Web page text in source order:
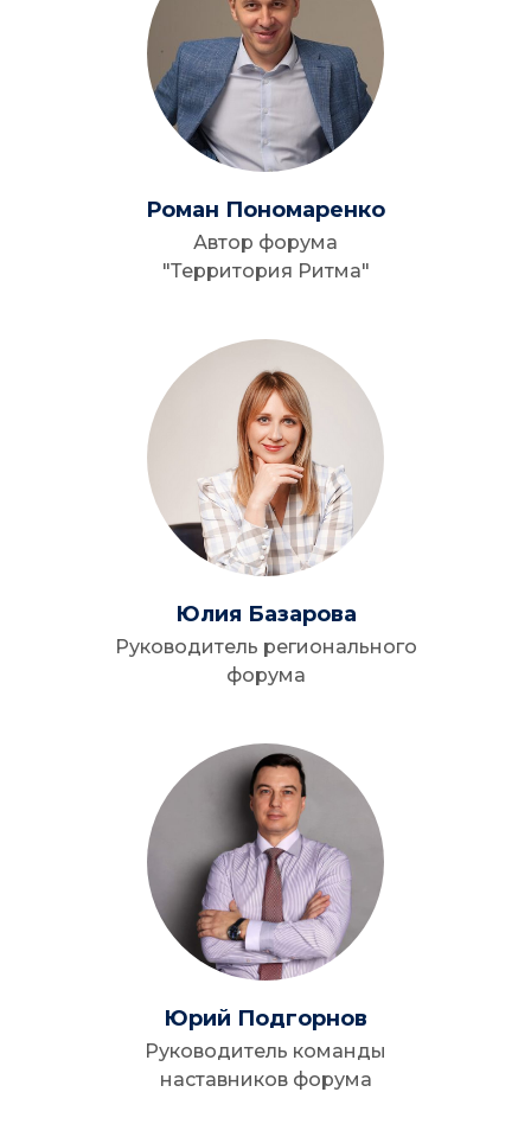
Роман Пономаренко
Автор форума
"Территория Ритма"
Юлия Базарова
Руководитель регионального
форума
Юрий Подгорнов
Руководитель команды
наставников форума